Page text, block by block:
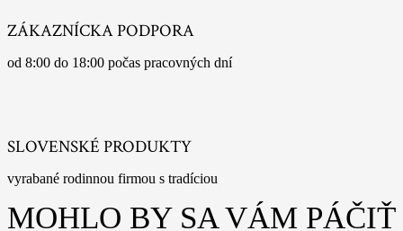
ZÁKAZNÍCKA PODPORA
od 8:00 do 18:00 počas pracovných dní
SLOVENSKÉ PRODUKTY
vyrabané rodinnou firmou s tradíciou
MOHLO BY SA VÁM PÁČIŤ